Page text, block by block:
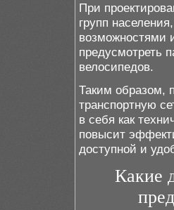
При
групп
возможностями
предусмотреть
велосипедов.
Таким образом,
транспортную
в себя как
повысит
доступной и
Какие